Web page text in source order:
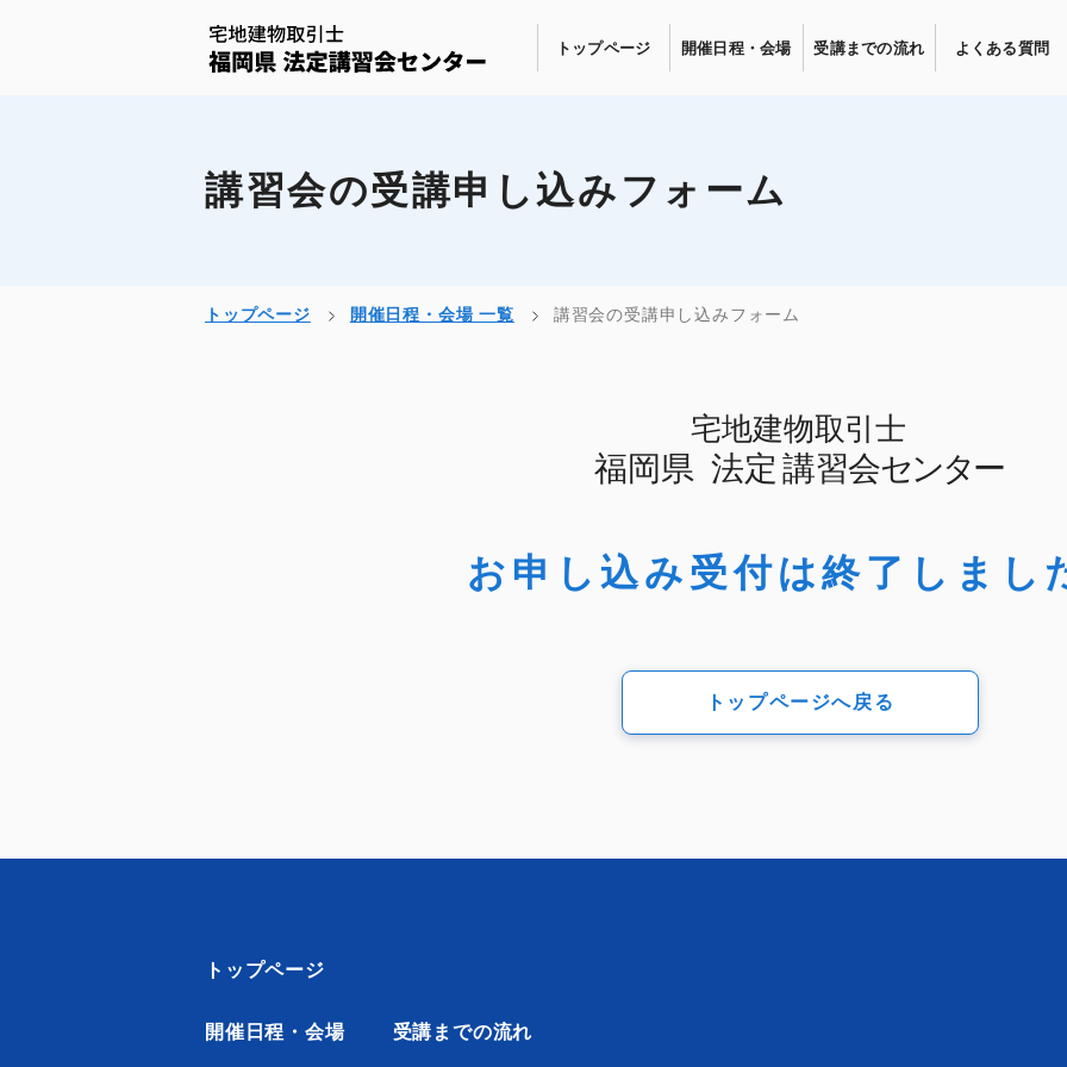
トップページ 開催日程・会場 受講までの流れ よくある質問
講習会の受講申し込みフォーム
トップページ 開催日程・会場 一覧 講習会の受講申し込みフォーム
お申し込み受付は終了しまし
トップページへ戻る
トップページ
開催日程・会場 受講までの流れ